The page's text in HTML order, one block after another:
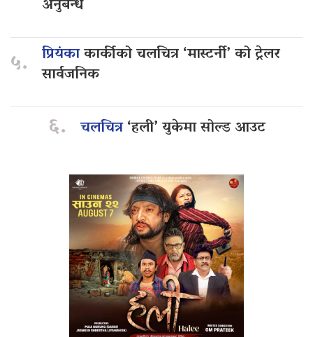
५. प्रियंकाकार्कीको चलचित्र ‘मास्टर्नी’ को ट्रेलर
सार्वजनिक
६. चलचित्र‘हली’ युकेमा सोल्ड आउट